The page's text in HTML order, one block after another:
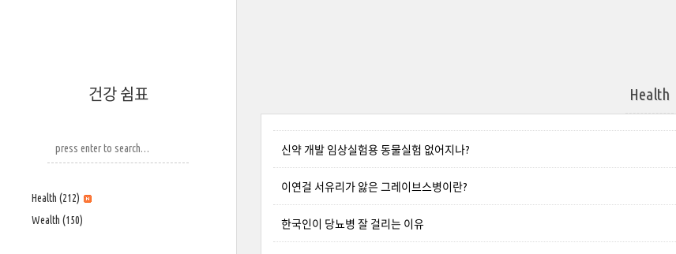
건강 쉼표
Health (212)
Wealth (150)
Health
신약 개발 임상실험용 동물실험 없어지나?
이연걸 서유리가 앓은 그레이브스병이란?
한국인이 당뇨병 잘 걸리는 이유